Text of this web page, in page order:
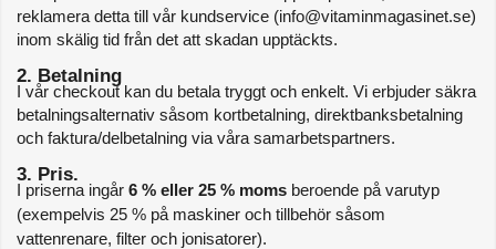
reklamera detta till vår kundservice (info@vitaminmagasinet.se)
inom skälig tid från det att skadan upptäckts.
2. Betalning
I vår checkout kan du betala tryggt och enkelt. Vi erbjuder säkra
betalningsalternativ såsom kortbetalning, direktbanksbetalning
och faktura/delbetalning via våra samarbetspartners.
3. Pris.
I priserna ingår 6 % eller 25 % moms beroende på varutyp
(exempelvis 25 % på maskiner och tillbehör såsom
vattenrenare, filter och jonisatorer).